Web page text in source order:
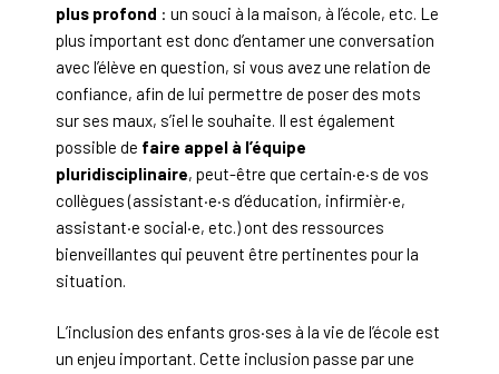
plus profond : un souci à la maison, à l’école, etc. Le
plus important est donc d’entamer une conversation
avec l’élève en question, si vous avez une relation de
confiance, afin de lui permettre de poser des mots
sur ses maux, s’iel le souhaite. Il est également
possible de faire appel à l’équipe
pluridisciplinaire, peut-être que certain·e·s de vos
collègues (assistant·e·s d’éducation, infirmièr·e,
assistant·e social·e, etc.) ont des ressources
bienveillantes qui peuvent être pertinentes pour la
situation.
L’inclusion des enfants gros·ses à la vie de l’école est
un enjeu important. Cette inclusion passe par une